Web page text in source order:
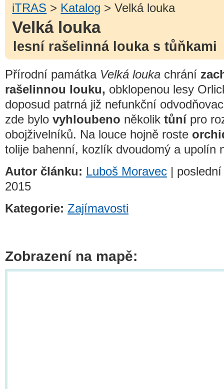
iTRAS > Katalog > Velká louka
Velká louka
lesní rašelinná louka s tůňkami
Přírodní památka Velká louka chrání
rašelinnou louku, obklopenou lesy
doposud patrná již nefunkční
zde bylo vyhloubeno několik tůnípro
obojživelníků. Na louce hojně roste
tolije bahenní, kozlík dvoudomý a upolín
Autor článku: Luboš Moravec |
2015
Kategorie: Zajímavosti
Zobrazení na mapě: